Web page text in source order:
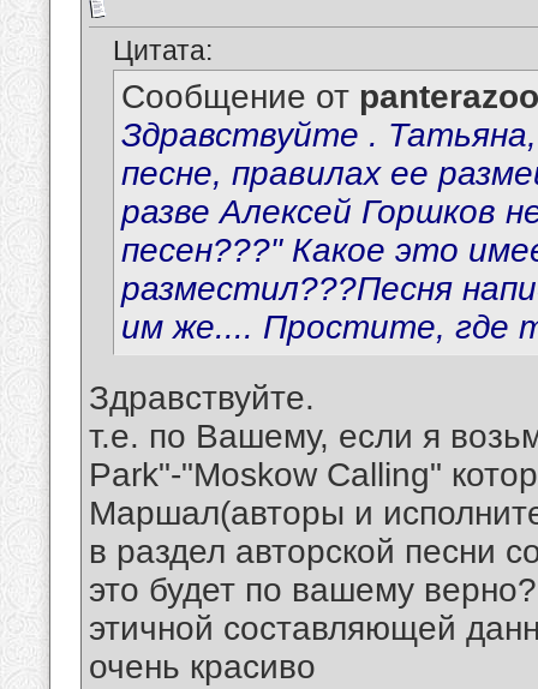
Цитата:
Сообщение от
Здравствуйте .
песне, правилах ее
разве Алексей Горшков
песен???" Какое это
разместил???Песня
им же.... Простите, где
Здравствуйте.
т.е. по Вашему, если я
Park"-"Moskow Calling"
Маршал(авторы и
в раздел авторской песни
это будет по вашему
этичной составляющей
очень красиво